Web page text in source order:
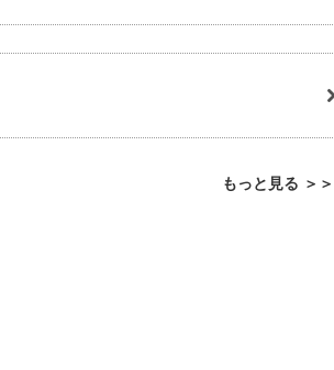
もっと見る ＞＞